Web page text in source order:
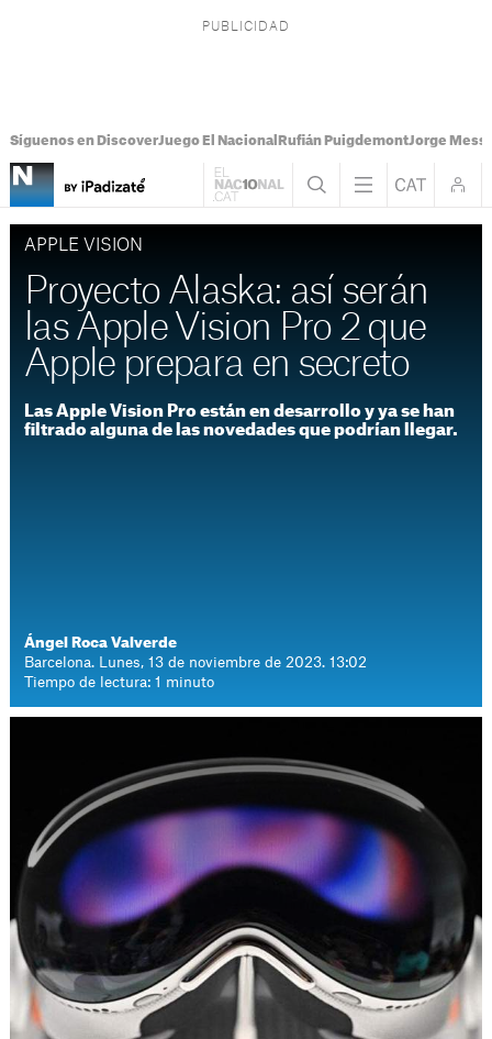
Síguenos en DiscoverJuego El Nacional Rufián PuigdemontJorge Messi
APPLE VISION
Proyecto Alaska: así serán
las Apple Vision Pro 2 que
Apple prepara en secreto
Las Apple Vision Pro están en desarrollo y ya se han
filtrado alguna de las novedades que podrían llegar.
Ángel Roca Valverde
Barcelona. Lunes, 13 de noviembre de 2023. 13:02
Tiempo de lectura: 1 minuto